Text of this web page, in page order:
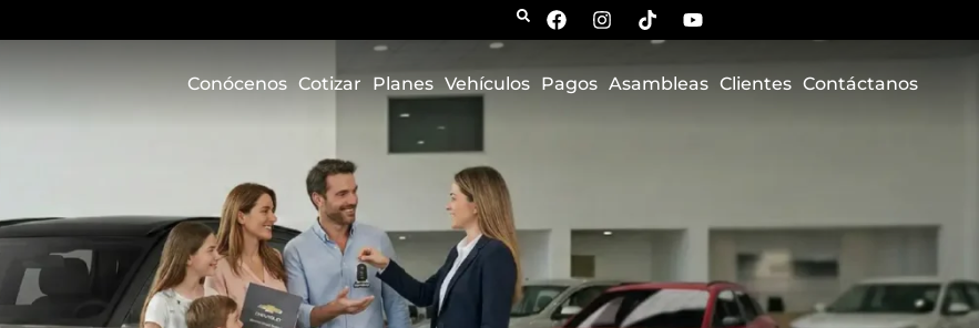
Conócenos Cotizar Planes Vehículos Pagos Asambleas Clientes Contáctanos